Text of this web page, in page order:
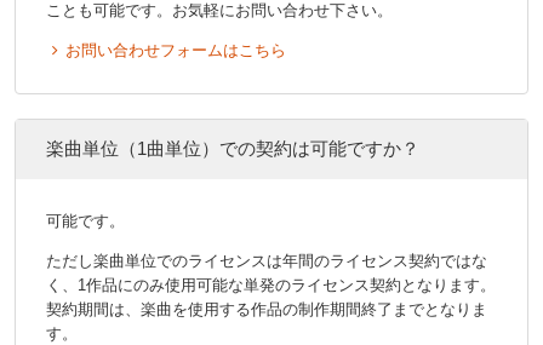
ことも可能です。お気軽にお問い合わせ下さい。
お問い合わせフォームはこちら
楽曲単位（1曲単位）での契約は可能ですか？
可能です。
ただし楽曲単位でのライセンスは年間のライセンス契約ではな
く、1作品にのみ使用可能な単発のライセンス契約となります。
契約期間は、楽曲を使用する作品の制作期間終了までとなりま
す。